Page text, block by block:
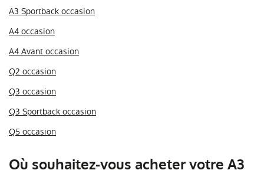
A3 Sportback occasion
A4 occasion
A4 Avant occasion
Q2 occasion
Q3 occasion
Q3 Sportback occasion
Q5 occasion
Où souhaitez-vous acheter votre A3